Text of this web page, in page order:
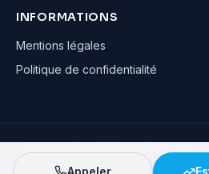
INFORMATIONS
Mentions légales
Politique de confidentialité
Adrien Balavoine—Agent automobile
· Tous droits
Appeler